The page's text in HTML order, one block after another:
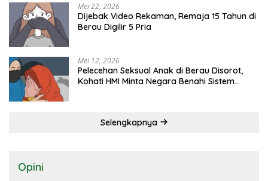
Mei 22, 2026
Dijebak Video Rekaman, Remaja 15 Tahun di
Berau Digilir 5 Pria
Mei 12, 2026
Pelecehan Seksual Anak di Berau Disorot,
Kohati HMI Minta Negara Benahi Sistem
Selengkapnya
Opini